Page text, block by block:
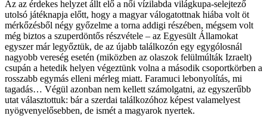
Az az érdekes helyzet állt elő a női vízilabda világkupa-selejtező
utolsó játéknapja előtt, hogy a magyar válogatottnak hiába volt öt
mérkőzésből négy győzelme a torna addigi részében, mégsem volt
még biztos a szuperdöntős részvétele – az Egyesült Államokat
egyszer már legyőztük, de az újabb találkozón egy egygólosnál
nagyobb vereség esetén (miközben az olaszok felülmúlták Izraelt)
csupán a hetedik helyen végeztünk volna a második csoportkörben a
rosszabb egymás elleni mérleg miatt. Faramuci lebonyolítás, mi
tagadás… Végül azonban nem kellett számolgatni, az egyszerűbb
utat választottuk: bár a szerdai találkozóhoz képest valamelyest
nyögvenyelősebben, de ismét a magyarok nyertek.